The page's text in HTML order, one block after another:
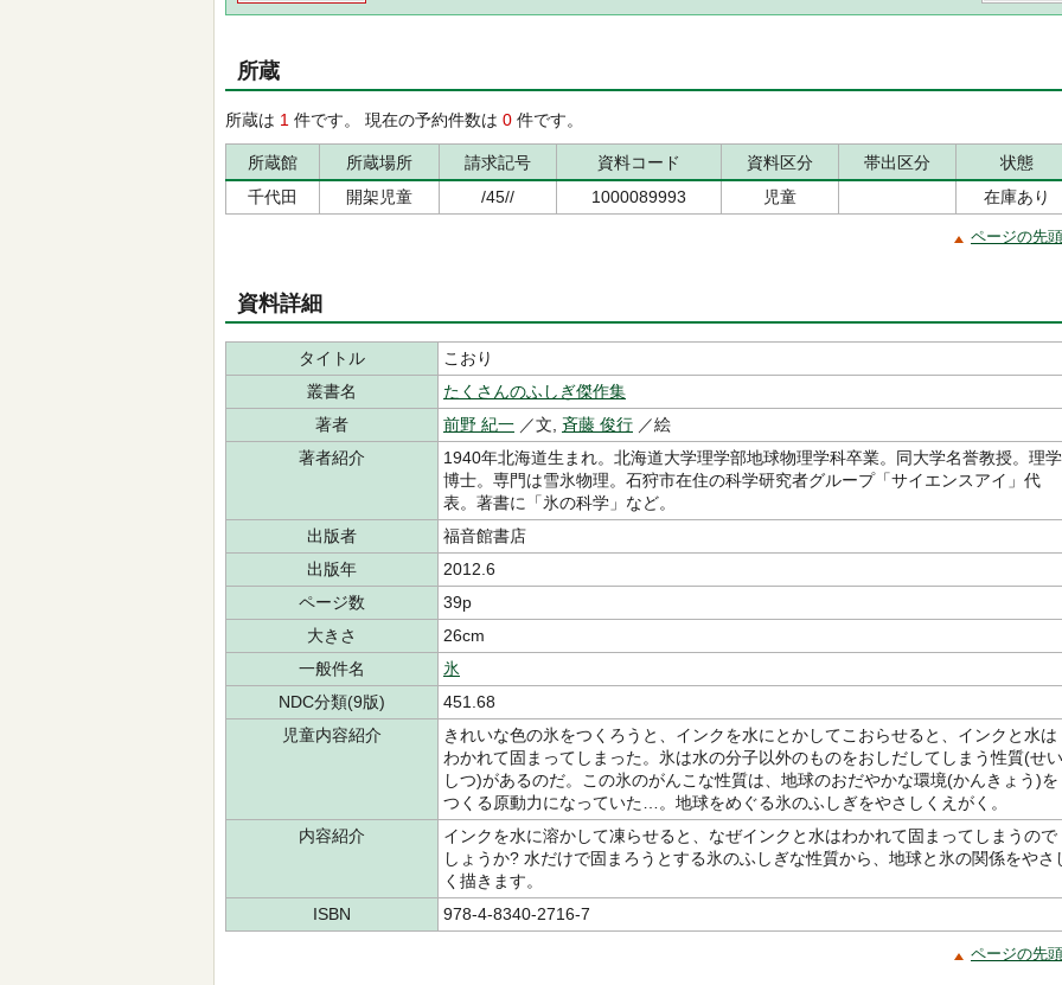
所蔵
所蔵は 1 件です。 現在の予約件数は 0 件です。
所蔵館 所蔵場所 請求記号 資料コード 資料区分 帯出区分
状態
千代田
開架児童 /45// 1000089993 児童 在庫あり
ページの先
資料詳細
タイトル
こおり
叢書名
たくさんのふしぎ傑作集
著者
前野 紀一 ／文, 斉藤 俊行 ／絵
著者紹介
1940年北海道生まれ。北海道大学理学部地球物理学科卒業。同大学名誉教授。理学
博士。専門は雪氷物理。石狩市在住の科学研究者グループ「サイエンスアイ」代
表。著書に「氷の科学」など。
出版者
福音館書店
出版年
2012.6
ページ数
39p
大きさ
26cm
一般件名
氷
NDC分類(9版)
451.68
児童内容紹介
きれいな色の氷をつくろうと、インクを水にとかしてこおらせると、インクと水は
わかれて固まってしまった。氷は水の分子以外のものをおしだしてしまう性質(せい
しつ)があるのだ。この氷のがんこな性質は、地球のおだやかな環境(かんきょう)を
つくる原動力になっていた…。地球をめぐる氷のふしぎをやさしくえがく。
内容紹介
インクを水に溶かして凍らせると、なぜインクと水はわかれて固まってしまうので
しょうか? 水だけで固まろうとする氷のふしぎな性質から、地球と氷の関係をやさ
く描きます。
ISBN
978-4-8340-2716-7
ページの先